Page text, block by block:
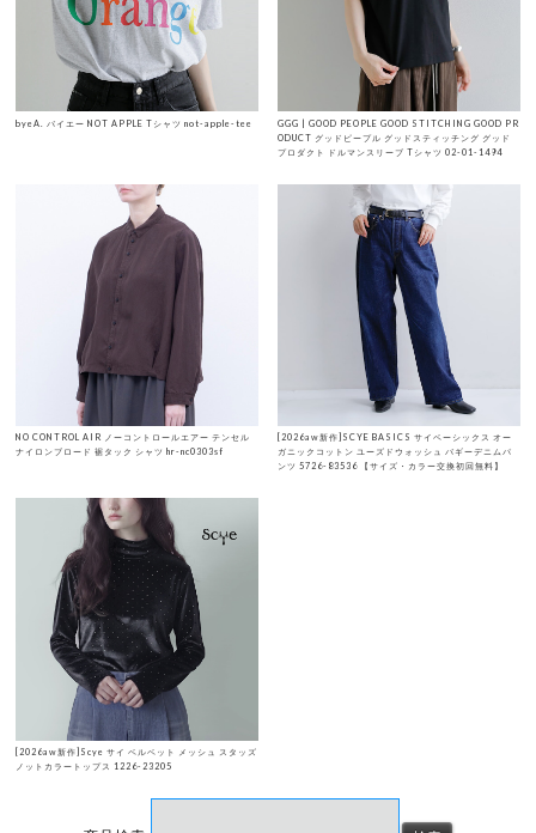
byeA. バイエー NOT APPLE Tシャツ not-apple-tee
GGG | GOOD PEOPLE GOOD STITCHING GOOD PR
ODUCT グッドピープル グッドスティッチング グッド
プロダクト ドルマンスリーブ Tシャツ 02-01-1494
NO CONTROL AIR ノーコントロールエアー テンセル
ナイロンブロード 裾タック シャツ hr-nc0303sf
[2026aw新作]SCYE BASICS サイベーシックス オー
ガニックコットン ユーズドウォッシュ バギーデニムパ
ンツ 5726-83536 【サイズ・カラー交換初回無料】
[2026aw新作]Scye サイ ベルベット メッシュ スタッズ
ノットカラートップス 1226-23205